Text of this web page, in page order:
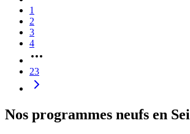
1
2
3
4
23
Nos programmes neufs en